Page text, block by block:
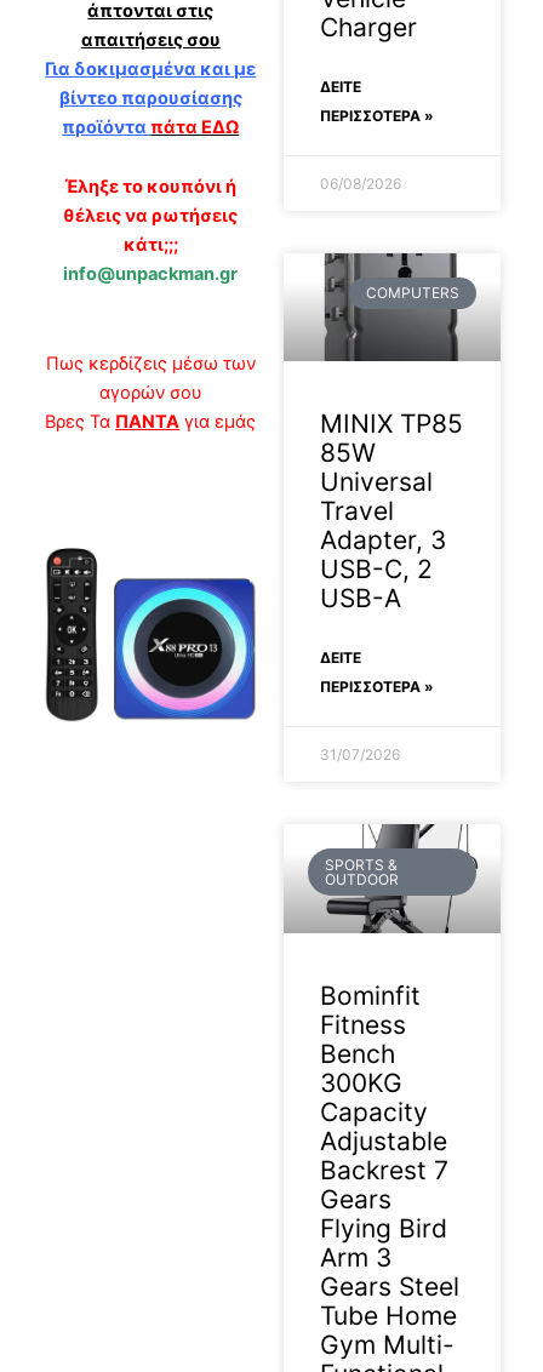
άπτονται στις
απαιτήσεις σου
Για δοκιμασμένα και με
βίντεο παρουσίασης
προϊόντα πάτα ΕΔΩ
Έληξε το κουπόνι ή
θέλεις να ρωτήσεις
κάτι;;;
info@unpackman.gr
Πως κερδίζεις μέσω των
αγορών σου
Βρες Τα ΠΑΝΤΑ για εμάς
Charger
ΔΕΊΤΕ
ΠΕΡΙΣΣΟΤΕΡΑ »
06/08/2026
COMPUTERS
MINIX TP85
85W
Universal
Travel
Adapter, 3
USB-C, 2
USB-A
ΔΕΊΤΕ
ΠΕΡΙΣΣΟΤΕΡΑ »
31/07/2026
SPORTS &
OUTDOOR
Bominfit
Fitness
Bench
300KG
Capacity
Adjustable
Backrest 7
Gears
Flying Bird
Arm 3
Gears Steel
Tube Home
Gym Multi-